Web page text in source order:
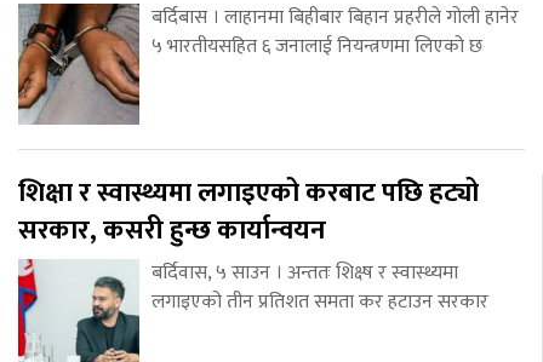
बर्दिबास । लाहानमा बिहीबार बिहान प्रहरीले गोली हानेर
५ भारतीयसहित ६ जनालाई नियन्त्रणमा लिएको छ
शिक्षा र स्वास्थ्यमा लगाइएको करबाट पछि हट्यो
सरकार, कसरी हुन्छ कार्यान्वयन
बर्दिवास, ५ साउन । अन्ततः शिक्ष्ष र स्वास्थ्यमा
लगाइएको तीन प्रतिशत समता कर हटाउन सरकार